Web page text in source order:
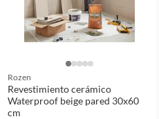
Rozen
Revestimiento cerámico
Waterproof beige pared 30x60
cm